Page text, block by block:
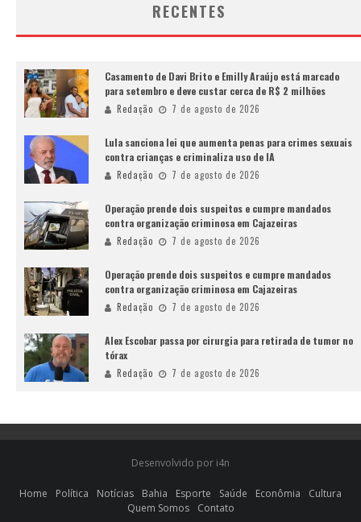
RECENTES
Casamento de Davi Brito e Emilly Araújo está marcado
para setembro e deve custar cerca de R$ 2 milhões
Redação 7 de agosto de 2026
Lula sanciona lei que aumenta penas para crimes sexuais
contra crianças e criminaliza uso de IA
Redação 7 de agosto de 2026
Operação prende dois suspeitos e cumpre mandados
contra organização criminosa em Cajazeiras
Redação 7 de agosto de 2026
Operação prende dois suspeitos e cumpre mandados
contra organização criminosa em Cajazeiras
Redação 7 de agosto de 2026
Alex Escobar passa por cirurgia para retirada de tumor no
tórax
Redação 7 de agosto de 2026
Desenvolvido por i4n
Home Política Notícias Bahia Esporte Saúde Econômia
Cultura
Quem Somos
Contato